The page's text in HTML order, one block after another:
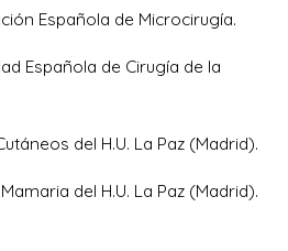
Española de Microcirugía.
Española de Cirugía de la
del H.U. La Paz (Madrid).
del H.U. La Paz (Madrid).